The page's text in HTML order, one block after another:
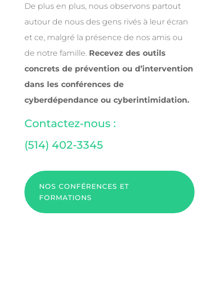
De plus en plus, nous observons partout
autour de nous des gens rivés à leur écran
et ce, malgré la présence de nos amis ou
de notre famille. Recevez des outils
concrets de prévention ou d’intervention
dans les conférences de
cyberdépendance ou cyberintimidation.
Contactez-nous :
(514) 402-3345
NOS CONFÉRENCES ET
FORMATIONS